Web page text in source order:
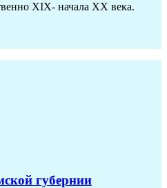
XIX- начала XX века.
губернии